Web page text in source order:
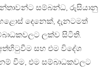
සම්බන්ධ, රුසියානු
දෙනෙක්, දැනටමත්
ලක්ව සිටිති.
සහ එම විදේශ
වීම, එම සම්බාධකවලට